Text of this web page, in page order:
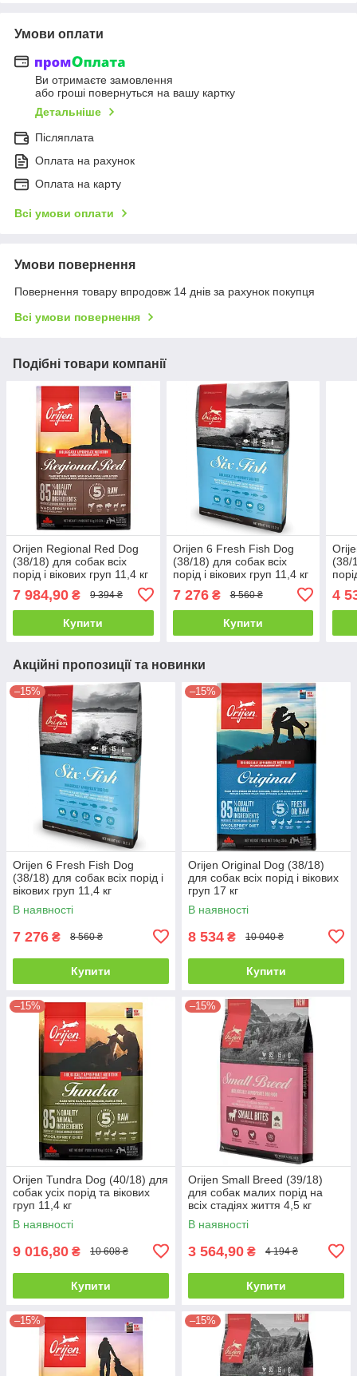
Умови оплати
Ви отримаєте замовлення
або гроші повернуться на вашу картку
Детальніше
Післяплата
Оплата на рахунок
Оплата на карту
Всі умови оплати
Умови повернення
Повернення товару впродовж 14 днів за рахунок покупця
Всі умови повернення
Подібні товари компанії
Orijen Regional Red Dog
(38/18) для собак всіх
порід і вікових груп 11,4 кг
7 984,90 ₴ 9 394 ₴
Купити
Orijen 6 Fresh Fish Dog
(38/18) для собак всіх
порід і вікових груп 11,4 кг
7 276₴ 8 560 ₴
Купити
(38/
4
Акційні пропозиції та новинки
–15%
Orijen 6 Fresh Fish Dog
(38/18) для собак всіх порід і
вікових груп 11,4 кг
В наявності
7 276 ₴ 8 560 ₴
Купити
–15%
Orijen Original Dog (38/18)
для собак всіх порід і вікових
груп 17 кг
В наявності
8 534 ₴ 10 040 ₴
Купити
–15%
Orijen Tundra Dog (40/18) для
собак усіх порід та вікових
груп 11,4 кг
В наявності
9 016,80 ₴ 10 608 ₴
Купити
–15%
Orijen Small Breed (39/18)
для собак малих порід на
всіх стадіях життя 4,5 кг
В наявності
3 564,90 ₴ 4 194 ₴
Купити
–15% –15%